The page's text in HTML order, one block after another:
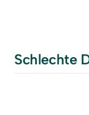
Schlechte